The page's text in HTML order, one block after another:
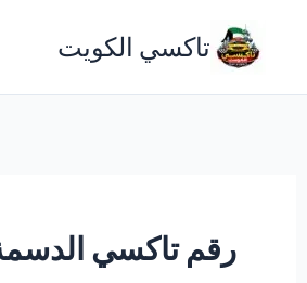
المحتوى
تاكسي الكويت
رقم تاكسي